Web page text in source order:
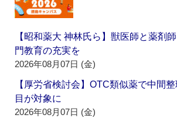
【昭和薬大 神林氏ら】獣医師と薬剤
門教育の充実を
2026年08月07日 (金)
【厚労省検討会】OTC類似薬で中間
目が対象に
2026年08月07日 (金)